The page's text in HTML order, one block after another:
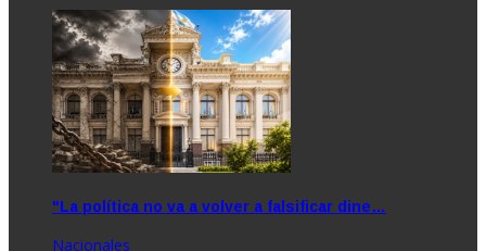
"La política no va a volver a falsificar dine…
Nacionales